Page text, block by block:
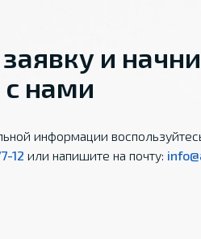
и
с нами
информации
12 или напишите на почту: